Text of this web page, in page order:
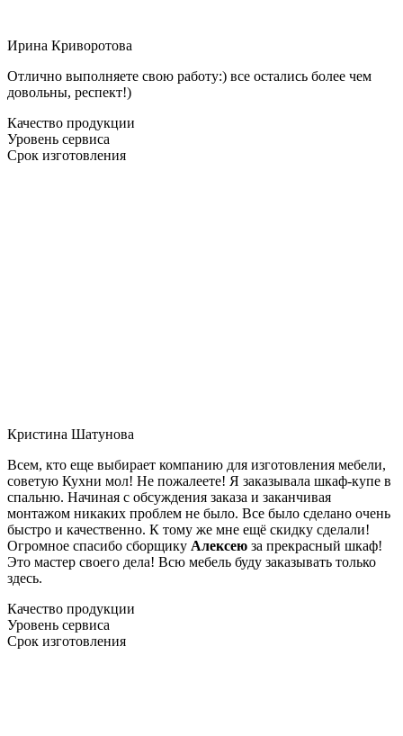
Ирина Криворотова
Отлично выполняете свою работу:) все остались более чем
довольны, респект!)
Качество продукции
Уровень сервиса
Срок изготовления
Кристина Шатунова
Всем, кто еще выбирает компанию для изготовления мебели,
советую Кухни мол! Не пожалеете! Я заказывала шкаф-купе в
спальню. Начиная с обсуждения заказа и заканчивая
монтажом никаких проблем не было. Все было сделано очень
быстро и качественно. К тому же мне ещё скидку сделали!
Огромное спасибо сборщику Алексею за прекрасный шкаф!
Это мастер своего дела! Всю мебель буду заказывать только
здесь.
Качество продукции
Уровень сервиса
Срок изготовления